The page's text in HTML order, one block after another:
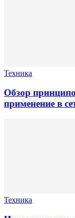
Техника
Обзор
применение в
Техника